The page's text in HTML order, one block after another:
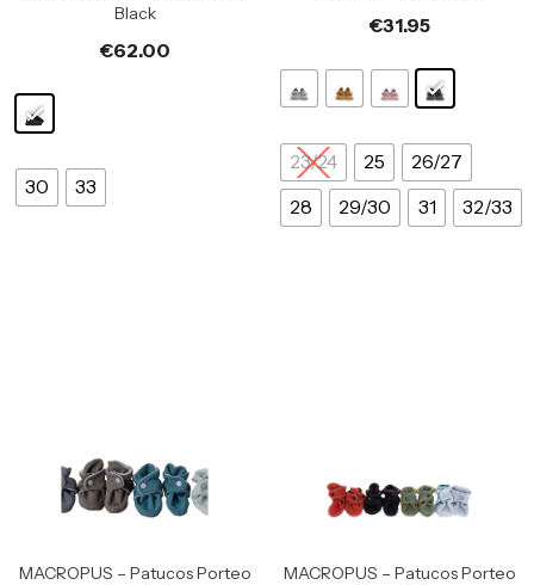
Black
€62.00
30 33
€31.95
23/24 25
26/27
28
29/30 31 32/33
MACROPUS – Patucos Porteo
MACROPUS – Patucos Porteo